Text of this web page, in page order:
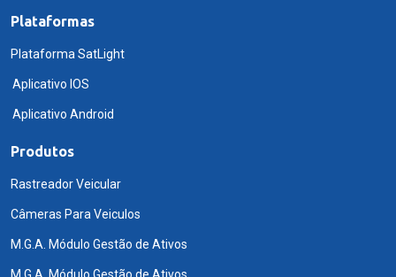
Plataformas
Plataforma SatLight
Aplicativo IOS
Aplicativo Android
Produtos
Rastreador Veicular
Câmeras Para Veiculos
M.G.A. Módulo Gestão de Ativos